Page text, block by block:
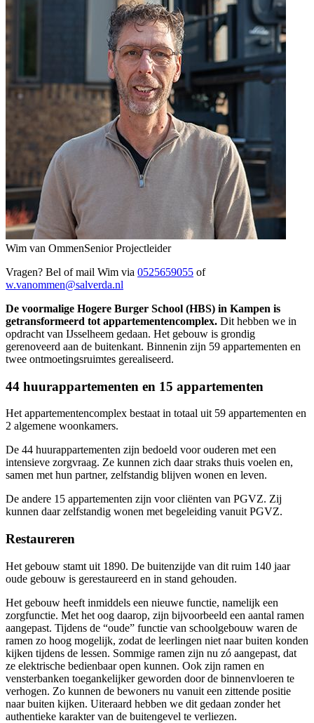
Wim van OmmenSenior Projectleider
Vragen? Bel of mail Wim via 0525659055 of
w.vanommen@salverda.nl
De voormalige Hogere Burger School (HBS) in Kampen is
getransformeerd tot appartementencomplex. Dit hebben we in
opdracht van IJsselheem gedaan. Het gebouw is grondig
gerenoveerd aan de buitenkant. Binnenin zijn 59 appartementen en
twee ontmoetingsruimtes gerealiseerd.
44 huurappartementen en 15 appartementen
Het appartementencomplex bestaat in totaal uit 59 appartementen en
2 algemene woonkamers.
De 44 huurappartementen zijn bedoeld voor ouderen met een
intensieve zorgvraag. Ze kunnen zich daar straks thuis voelen en,
samen met hun partner, zelfstandig blijven wonen en leven.
De andere 15 appartementen zijn voor cliënten van PGVZ. Zij
kunnen daar zelfstandig wonen met begeleiding vanuit PGVZ.
Restaureren
Het gebouw stamt uit 1890. De buitenzijde van dit ruim 140 jaar
oude gebouw is gerestaureerd en in stand gehouden.
Het gebouw heeft inmiddels een nieuwe functie, namelijk een
zorgfunctie. Met het oog daarop, zijn bijvoorbeeld een aantal ramen
aangepast. Tijdens de “oude” functie van schoolgebouw waren de
ramen zo hoog mogelijk, zodat de leerlingen niet naar buiten konden
kijken tijdens de lessen. Sommige ramen zijn nu zó aangepast, dat
ze elektrische bedienbaar open kunnen. Ook zijn ramen en
vensterbanken toegankelijker geworden door de binnenvloeren te
verhogen. Zo kunnen de bewoners nu vanuit een zittende positie
naar buiten kijken. Uiteraard hebben we dit gedaan zonder het
authentieke karakter van de buitengevel te verliezen.